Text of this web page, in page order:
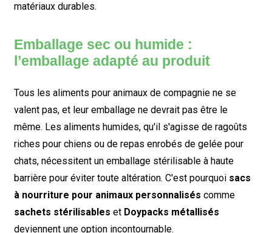
matériaux durables.
Emballage sec ou humide :
l’emballage adapté au produit
Tous les aliments pour animaux de compagnie ne se
valent pas, et leur emballage ne devrait pas être le
même. Les aliments humides, qu'il s'agisse de ragoûts
riches pour chiens ou de repas enrobés de gelée pour
chats, nécessitent un emballage stérilisable à haute
barrière pour éviter toute altération. C'est pourquoi sacs
à nourriture pour animaux personnalisés comme
sachets stérilisables et Doypacks métallisés
deviennent une option incontournable.